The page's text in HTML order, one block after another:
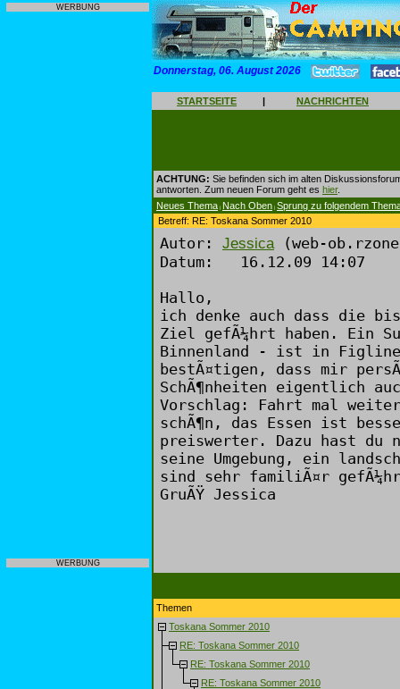
WERBUNG
WERBUNG
Donnerstag, 06. August 2026
STARTSEITE | NACHRICHTEN
ACHTUNG: Sie befinden sich im alten
antworten. Zum neuen Forum geht es hier.
Neues Thema | Nach Oben | Sprung zu folgendem
Betreff: RE: Toskana Sommer 2010
Autor: Jessica(web-
Datum: 16.12.09 14:07
Hallo,
ich denke auch dass die
Ziel gefÃ¼hrt haben. Ein
Binnenland - ist in Figline
bestÃ¤tigen, dass mir
SchÃ¶nheiten eigentlich
Vorschlag: Fahrt mal
schÃ¶n, das Essen ist
preiswerter. Dazu hast du
seine Umgebung, ein
sind sehr familiÃ¤r
GruÃŸ Jessica
Themen
Toskana Sommer 2010
RE: Toskana Sommer 2010
RE: Toskana Sommer 2010
RE: Toskana Sommer 2010